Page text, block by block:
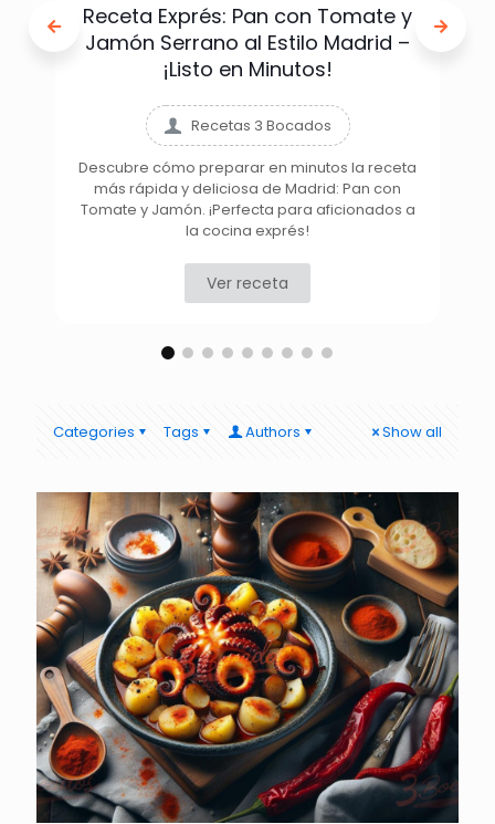
Receta Exprés: Pan con Tomate y
Jamón Serrano al Estilo Madrid –
¡Listo en Minutos!
Recetas 3 Bocados
Descubre cómo preparar en minutos la receta
más rápida y deliciosa de Madrid: Pan con
Tomate y Jamón. ¡Perfecta para aficionados a
la cocina exprés!
Ver receta
Categories Tags Authors Show all